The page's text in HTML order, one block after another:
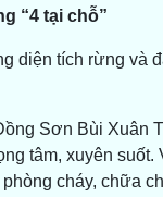
“4 tại chỗ”
diện tích rừng và
Sơn Bùi Xuân
tâm, xuyên
cháy, chữa